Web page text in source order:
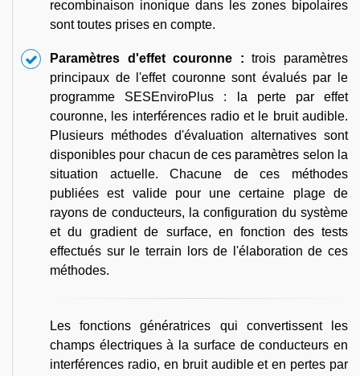
recombinaison inonique dans les zones bipolaires
sont toutes prises en compte.
Paramètres d'effet couronne : trois paramètres
principaux de l'effet couronne sont évalués par le
programme SESEnviroPlus : la perte par effet
couronne, les interférences radio et le bruit audible.
Plusieurs méthodes d'évaluation alternatives sont
disponibles pour chacun de ces paramètres selon la
situation actuelle. Chacune de ces méthodes
publiées est valide pour une certaine plage de
rayons de conducteurs, la configuration du système
et du gradient de surface, en fonction des tests
effectués sur le terrain lors de l'élaboration de ces
méthodes.
Les fonctions génératrices qui convertissent les
champs électriques à la surface de conducteurs en
interférences radio, en bruit audible et en pertes par